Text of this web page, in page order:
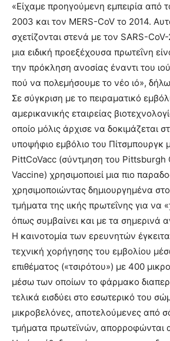
«Είχαμε προηγούμενη εμπειρία από
2003 και τον MERS-CoV το 2014.
σχετίζονται στενά με τον SARS-
μια ειδική προεξέχουσα πρωτεΐνη
την πρόκληση ανοσίας έναντι του
πού να πολεμήσουμε το νέο ιό»,
Σε σύγκριση με το πειραματικό
αμερικανικής εταιρείας
οποίο μόλις άρχισε να δοκιμάζεται
υποψήφιο εμβόλιο του Πίτσμπουργκ
PittCoVacc (σύντμηση του Pittsburgh
Vaccine) χρησιμοποιεί μια πιο
χρησιμοποιώντας δημιουργημένα
τμήματα της ιικής πρωτεΐνης για να
όπως συμβαίνει και με τα σημερινά
Η καινοτομία των ερευνητών
τεχνική χορήγησης του εμβολίου
επιθέματος («τσιρότου») με 400
μέσω των οποίων το φάρμακο
τελικά εισδύει στο εσωτερικό του
μικροβελόνες, αποτελούμενες από
τμήματα πρωτεϊνών, απορροφώνται